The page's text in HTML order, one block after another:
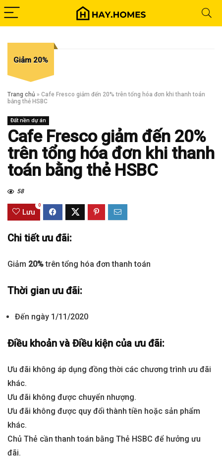
Giảm 20%
Trang chủ » Cafe Fresco giảm đến 20% trên tổng hóa đơn khi thanh toán
bằng thẻ HSBC
Đất nền dự án
Cafe Fresco giảm đến 20%
trên tổng hóa đơn khi thanh
toán bằng thẻ HSBC
58
Lưu
0
Chi tiết ưu đãi:
Giảm 20%trên tổng hóa đơn thanh toán
Thời gian ưu đãi:
Đến ngày 1/11/2020
Điều khoản và Điều kiện của ưu đãi:
Ưu đãi không áp dụng đồng thời các chương trình ưu đãi
khác.
Ưu đãi không được chuyển nhượng.
Ưu đãi không được quy đổi thành tiền hoặc sản phẩm
khác.
Chủ Thẻ cần thanh toán bằng Thẻ HSBC để hưởng ưu
đãi.